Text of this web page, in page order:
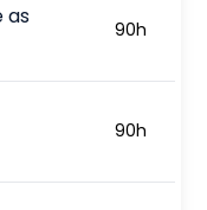
as
90h
90h